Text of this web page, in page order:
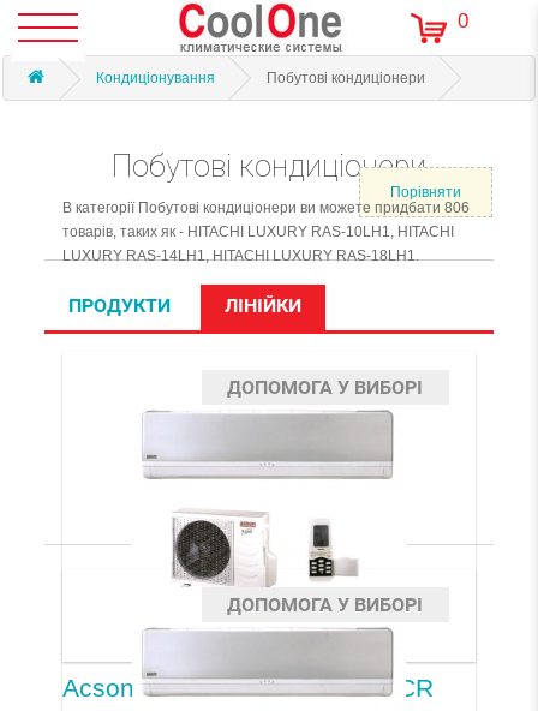
0
Кондиціонування Побутові кондиціонери
Порівняти
Побутові кондиціонери
В категорiї Побутові кондиціонери ви можете придбати 806
товарів, таких як - HITACHI LUXURY RAS-10LH1, HITACHI
LUXURY RAS-14LH1, HITACHI LUXURY RAS-18LH1.
ПРОДУКТИ ЛІНІЙКИ
Acson A5WM07G2R/A5LC07CR
ДОПОМОГА У ВИБОРІ
ДОПОМОГА У ВИБОРІ